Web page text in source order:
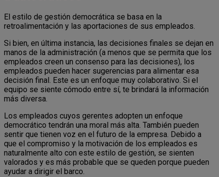
El estilo de gestión democrática se basa en la
retroalimentación y las aportaciones de sus empleados.
Si bien, en última instancia, las decisiones finales se dejan en
manos de la administración (a menos que se permita que los
empleados creen un consenso para las decisiones), los
empleados pueden hacer sugerencias para alimentar esa
decisión final. Este es un enfoque muy colaborativo. Si el
equipo se siente cómodo entre sí, te brindará la información
más diversa.
Los empleados cuyos gerentes adopten un enfoque
democrático tendrán una moral más alta. También pueden
sentir que tienen voz en el futuro de la empresa. Debido a
que el compromiso y la motivación de los empleados es
naturalmente alto con este estilo de gestión, se sienten
valorados y es más probable que se queden porque pueden
ayudar a dirigir el barco.